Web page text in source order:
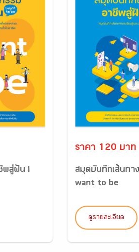
พสู่ฝัน I
ราคา 120 บาท
สมุดบันทึกเส้นทา
want to be
ดูรายละเอียด